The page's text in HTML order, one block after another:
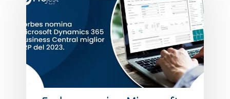
Microsoft
Dynamics
365
Business
Central
miglior